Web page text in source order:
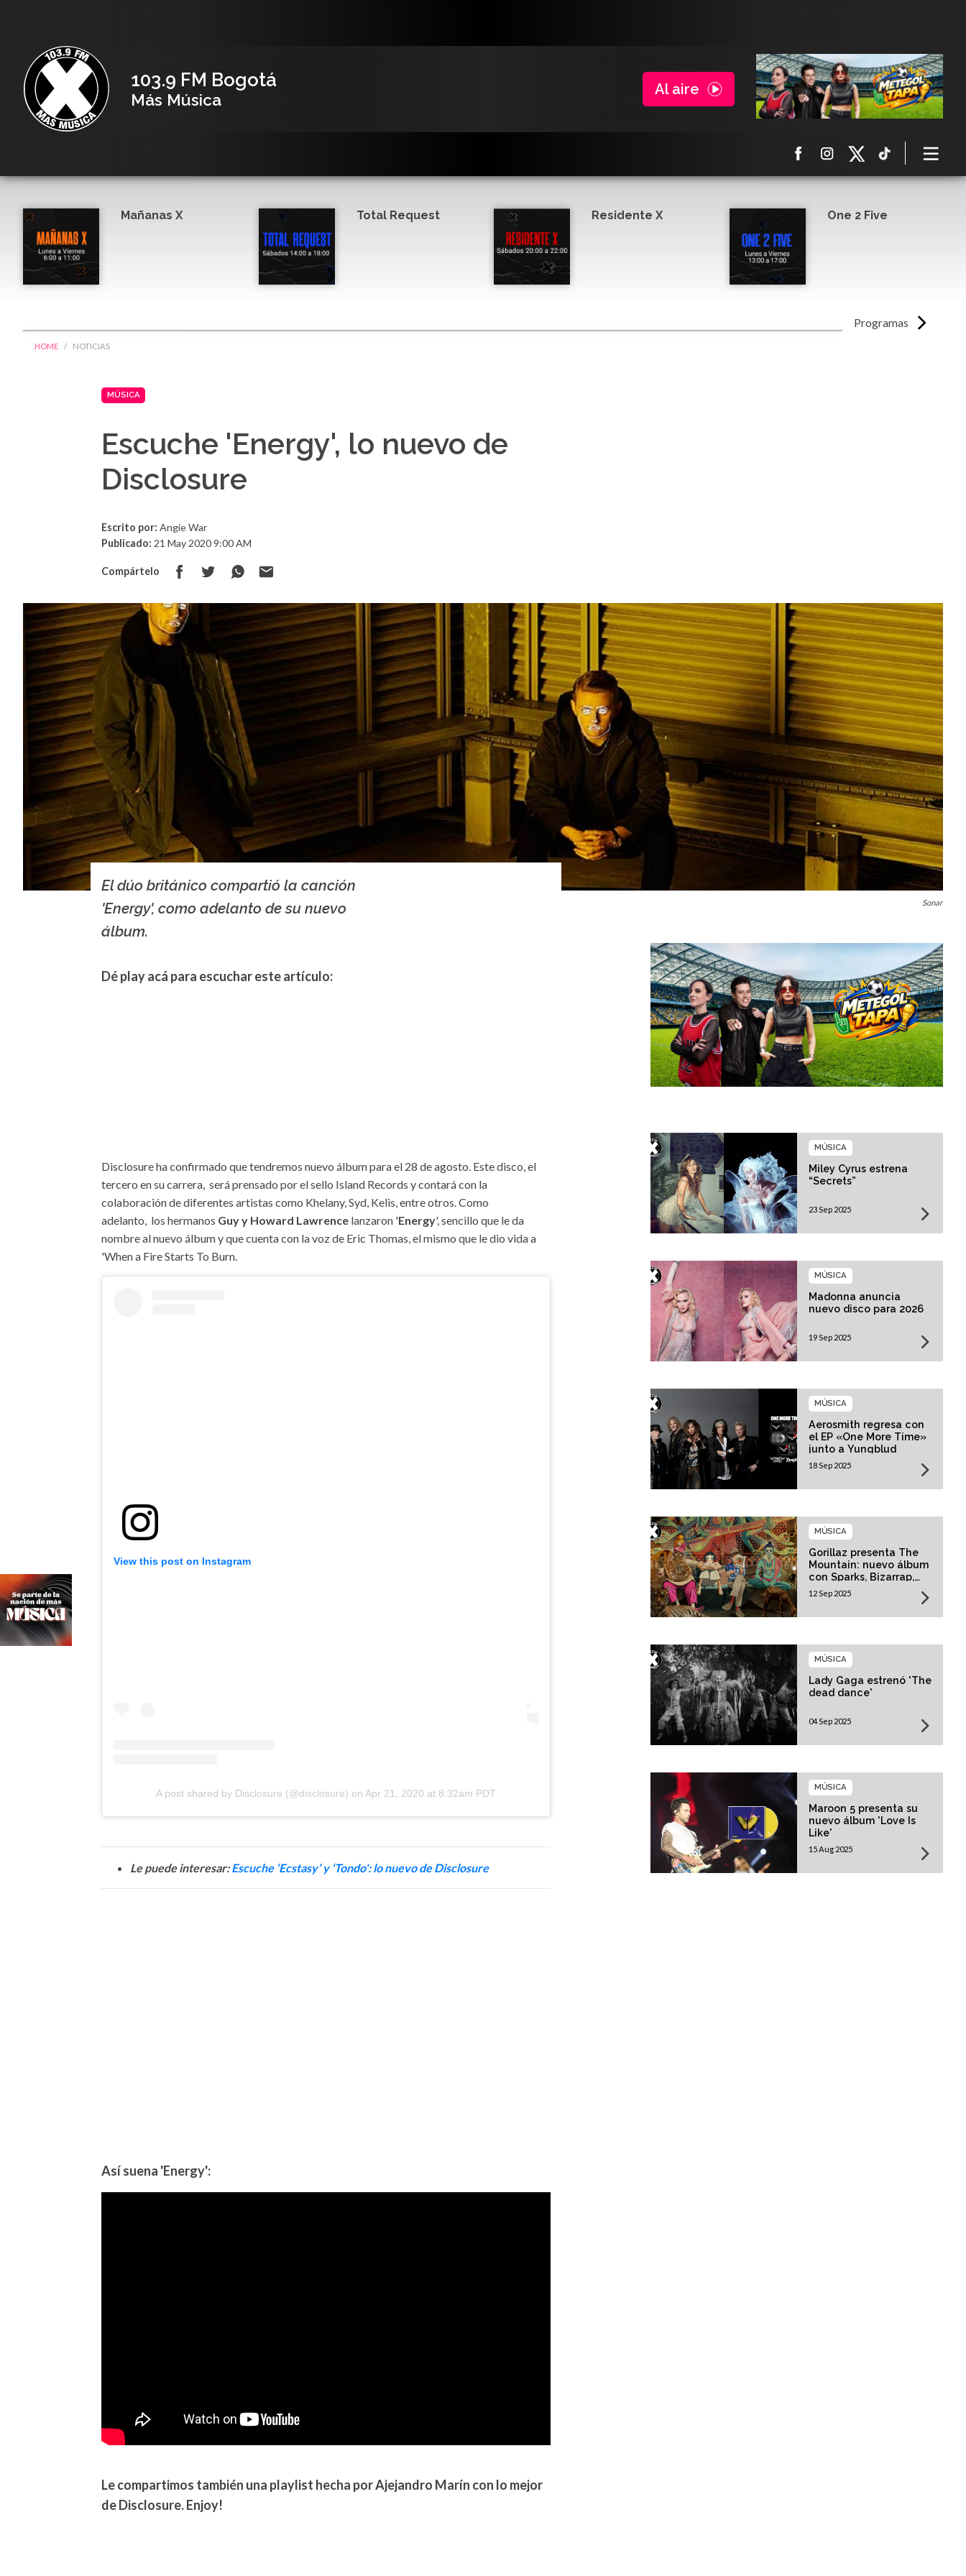
103.9 FM Bogotá
Más Música
Al aire
Programas
Mañanas X Total Request Residente X One 2 Five
HOME NOTICIAS
MÚSICA
Escuche 'Energy', lo nuevo de
Disclosure
Escrito por: Angie War
Publicado: 21 May 2020 9:00 AM
Compártelo
Sonar
El dúo británico compartió la canción
'Energy', como adelanto de su nuevo
álbum.
Dé play acá para escuchar este artículo:
Disclosure ha confirmado que tendremos nuevo álbum para el 28 de agosto. Este disco, el
tercero en su carrera, será prensado por el sello Island Records y contará con la
colaboración de diferentes artistas como Khelany, Syd, Kelis, entre otros. Como
adelanto, los hermanos Guy y Howard Lawrence lanzaron 'Energy', sencillo que le da
nombre al nuevo álbum y que cuenta con la voz de Eric Thomas, el mismo que le dio vida a
'When a Fire Starts To Burn.
View this post on Instagram
A post shared by Disclosure (@disclosure) on Apr 21, 2020 at 8:32am PDT
Le puede interesar:Escuche ‘Ecstasy’ y ‘Tondo': lo nuevo de Disclosure
Así suena 'Energy':
Le compartimos también una playlist hecha por Ajejandro Marín con lo mejor
de Disclosure. Enjoy!
Miley Cyrus estrena
“Secrets”
MÚSICA
23 Sep 2025
Madonna anuncia
nuevo disco para 2026
MÚSICA
19 Sep 2025
Aerosmith regresa con
el EP «One More Time»
junto a Yungblud
MÚSICA
18 Sep 2025
Gorillaz presenta The
Mountain: nuevo álbum
con Sparks, Bizarrap,
Trueno y más invitados
MÚSICA
12 Sep 2025
Lady Gaga estrenó 'The
dead dance'
MÚSICA
04 Sep 2025
Maroon 5 presenta su
nuevo álbum 'Love Is
Like'
MÚSICA
15 Aug 2025